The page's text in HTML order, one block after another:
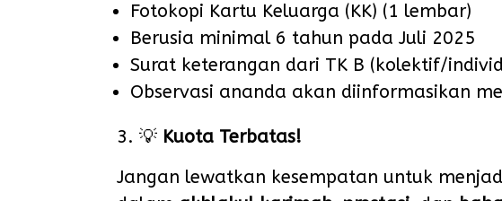
Fotokopi Kartu Keluarga (KK) (1 lembar)
Berusia minimal 6 tahun pada Juli 2025
Surat keterangan dari TK B (kolektif/
Observasi ananda akan diinformasikan
3. 💡 Kuota Terbatas!
Jangan lewatkan kesempatan untuk